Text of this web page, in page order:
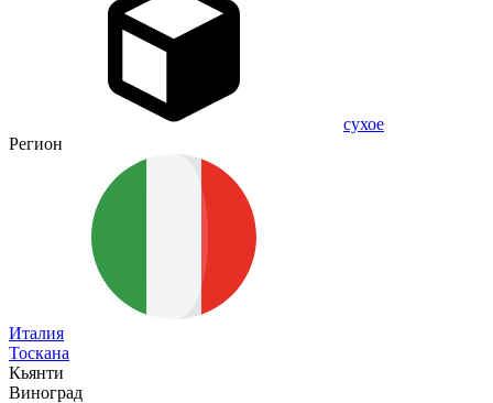
сухое
Регион
Италия
Тоскана
Кьянти
Виноград